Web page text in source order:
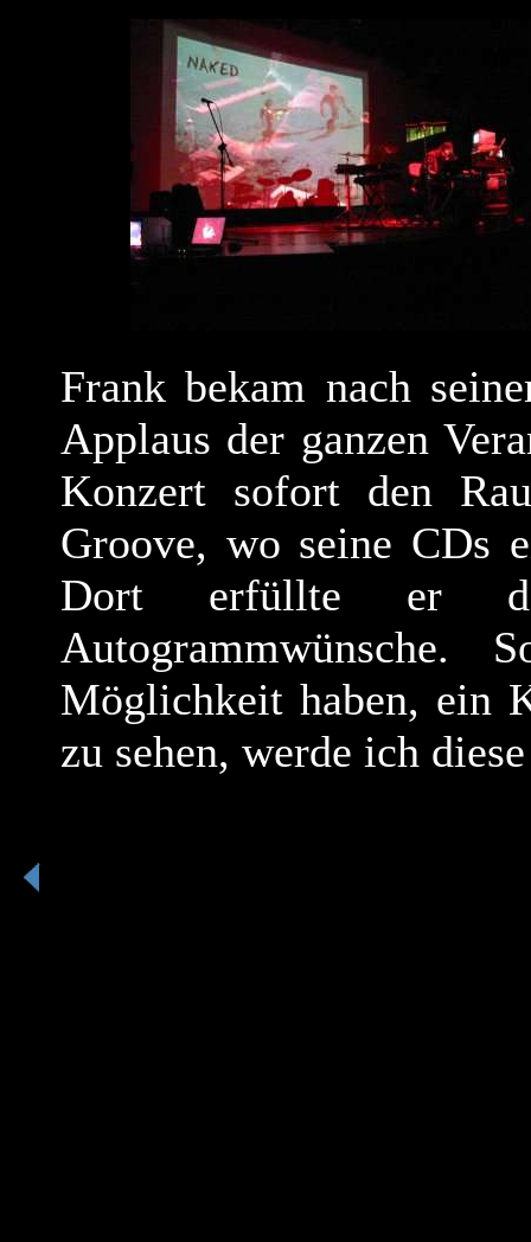
Frank bekam nach
Applaus der ganzen
Konzert sofort den
Groove, wo seine CDs
Dort erfüllte er
Möglichkeit haben, ein
zu sehen, werde ich